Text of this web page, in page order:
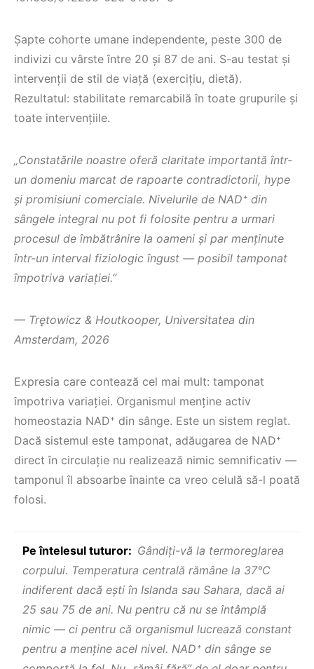
Şapte cohorte umane independente, peste 300 de
indivizi cu vârste între 20 şi 87 de ani. S-au testat şi
intervenții de stil de viață (exercițiu, dietă).
Rezultatul: stabilitate remarcabilă în toate grupurile şi
toate intervențiile.
„Constatările noastre oferă claritate importantă într-
un domeniu marcat de rapoarte contradictorii, hype
şi promisiuni comerciale. Nivelurile de NAD⁺ din
sângele integral nu pot fi folosite pentru a urmari
procesul de îmbătrânire la oameni şi par menținute
într-un interval fiziologic îngust — posibil tamponat
împotriva variației.”
— Trętowicz & Houtkooper, Universitatea din
Amsterdam, 2026
Expresia care contează cel mai mult: tamponat
împotriva variației. Organismul menține activ
homeostazia NAD⁺ din sânge. Este un sistem reglat.
Dacă sistemul este tamponat, adăugarea de NAD⁺
direct în circulație nu realizează nimic semnificativ —
tamponul îl absoarbe înainte ca vreo celulă să-l poată
folosi.
Pe întelesul tuturor: Gândiți-vă la termoreglarea
corpului. Temperatura centrală rămâne la 37°C
indiferent dacă eşti în Islanda sau Sahara, dacă ai
25 sau 75 de ani. Nu pentru că nu se întâmplă
nimic — ci pentru că organismul lucrează constant
pentru a menține acel nivel. NAD⁺ din sânge se